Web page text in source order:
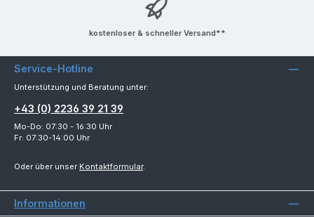
kostenloser & schneller Versand**
Service-Hotline
Unterstützung und Beratung unter:
+43 (0) 2236 39 21 39
Mo-Do: 07:30 - 16:30 Uhr
Fr: 07:30-14:00 Uhr
Oder über unser Kontaktformular.
Informationen